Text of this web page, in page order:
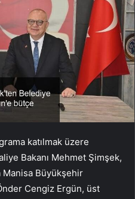
katılmak üzere
Bakanı Mehmet Şimşek,
Manisa Büyükşehir
Cengiz Ergün, üst